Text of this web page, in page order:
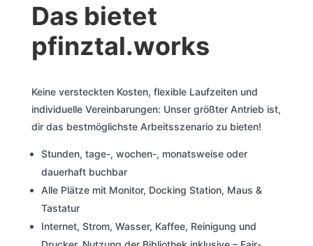
Das bietet
pfinztal.works
Keine versteckten Kosten, flexible Laufzeiten und
individuelle Vereinbarungen: Unser größter Antrieb ist,
dir das bestmöglichste Arbeitsszenario zu bieten!
Stunden, tage-, wochen-, monatsweise oder
dauerhaft buchbar
Alle Plätze mit Monitor, Docking Station, Maus &
Tastatur
Internet, Strom, Wasser, Kaffee, Reinigung und